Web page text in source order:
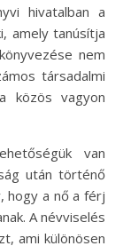
hivatalban a
amely tanúsítja
nem
társadalmi
közös vagyon
van
után történő
hogy a nő a férj
A névviselés
ami különösen